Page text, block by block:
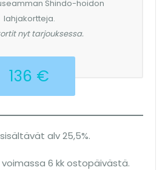
Shindo-hoidon
lahjakortteja.
nyt tarjouksessa.
136 €
alv 25,5%.
6 kk ostopäivästä.